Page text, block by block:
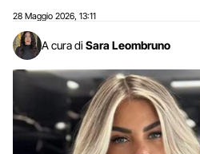
28 Maggio 2026 13:11
A cura di Sara Leombruno